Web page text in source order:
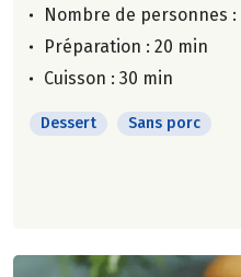
Nombre de personnes :
Préparation : 20 min
Cuisson : 30 min
Dessert Sans porc